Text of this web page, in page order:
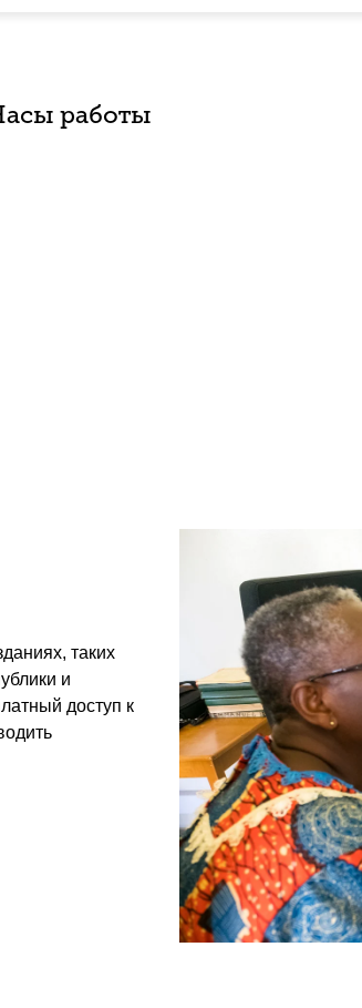
работы
таких
и
доступ к